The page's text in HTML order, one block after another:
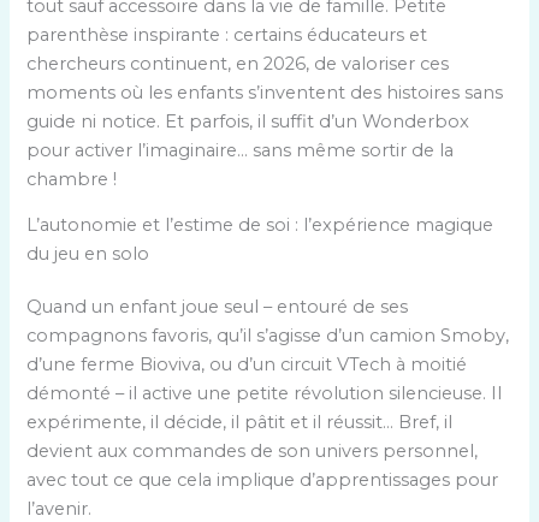
tout sauf accessoire dans la vie de famille. Petite
parenthèse inspirante : certains éducateurs et
chercheurs continuent, en 2026, de valoriser ces
moments où les enfants s’inventent des histoires sans
guide ni notice. Et parfois, il suffit d’un Wonderbox
pour activer l’imaginaire… sans même sortir de la
chambre !
L’autonomie et l’estime de soi : l’expérience magique
du jeu en solo
Quand un enfant joue seul – entouré de ses
compagnons favoris, qu’il s’agisse d’un camion Smoby,
d’une ferme Bioviva, ou d’un circuit VTech à moitié
démonté – il active une petite révolution silencieuse. Il
expérimente, il décide, il pâtit et il réussit… Bref, il
devient aux commandes de son univers personnel,
avec tout ce que cela implique d’apprentissages pour
l’avenir.